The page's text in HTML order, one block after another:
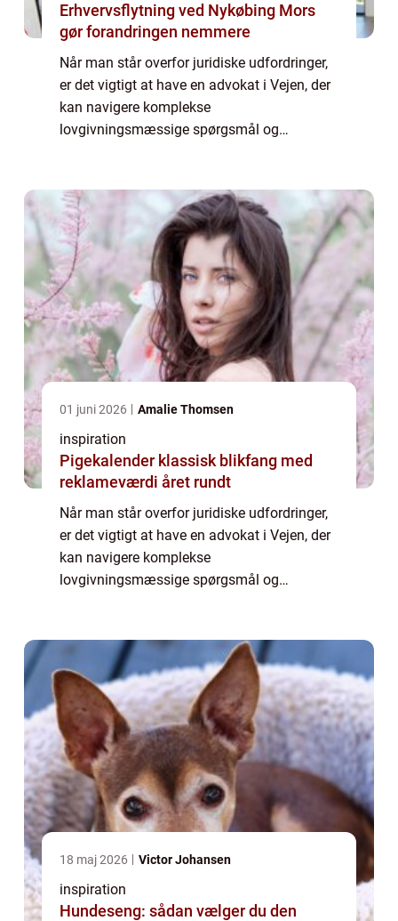
Erhvervsflytning ved Nykøbing Mors
gør forandringen nemmere
Når man står overfor juridiske udfordringer,
er det vigtigt at have en advokat i Vejen, der
kan navigere komplekse
lovgivningsmæssige spørgsmål og
01 juni 2026 Amalie Thomsen
inspiration
Pigekalender klassisk blikfang med
reklameværdi året rundt
Når man står overfor juridiske udfordringer,
er det vigtigt at have en advokat i Vejen, der
kan navigere komplekse
lovgivningsmæssige spørgsmål og
18 maj 2026 Victor Johansen
inspiration
Hundeseng: sådan vælger du den